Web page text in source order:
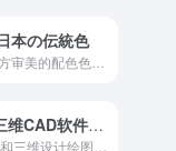
本の伝統色
中望CAD - 专业的二三维CAD软件解决方案